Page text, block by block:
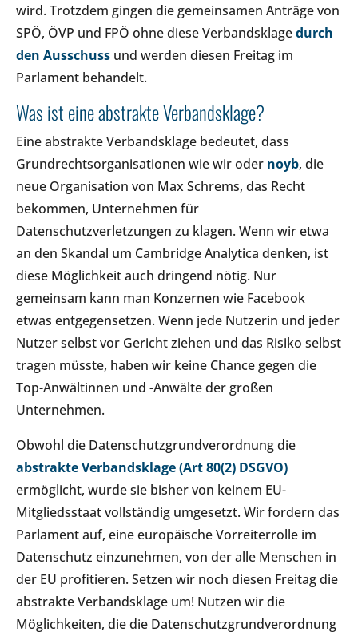
wird. Trotzdem gingen die gemeinsamen Anträge von
SPÖ, ÖVP und FPÖ ohne diese Verbandsklagedurch
den Ausschuss und werden diesen Freitag im
Parlament behandelt.
Was ist eine abstrakte Verbandsklage?
Eine abstrakte Verbandsklage bedeutet, dass
Grundrechtsorganisationen wie wir oder noyb, die
neue Organisation von Max Schrems, das Recht
bekommen, Unternehmen für
Datenschutzverletzungen zu klagen. Wenn wir etwa
an den Skandal um Cambridge Analytica denken, ist
diese Möglichkeit auch dringend nötig. Nur
gemeinsam kann man Konzernen wie Facebook
etwas entgegensetzen. Wenn jede Nutzerin und jeder
Nutzer selbst vor Gericht ziehen und das Risiko selbst
tragen müsste, haben wir keine Chance gegen die
Top-Anwältinnen und -Anwälte der großen
Unternehmen.
Obwohl die Datenschutzgrundverordnung die
abstrakte Verbandsklage (Art 80(2) DSGVO)
ermöglicht, wurde sie bisher von keinem EU-
Mitgliedsstaat vollständig umgesetzt. Wir fordern das
Parlament auf, eine europäische Vorreiterrolle im
Datenschutz einzunehmen, von der alle Menschen in
der EU profitieren. Setzen wir noch diesen Freitag die
abstrakte Verbandsklage um! Nutzen wir die
Möglichkeiten, die die Datenschutzgrundverordnung